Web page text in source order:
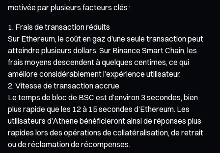
motivée par plusieurs facteurs clés :
Frais de transaction réduits
Sur Ethereum, le coût en gaz d’une seule transaction peut
atteindre plusieurs dollars. Sur Binance Smart Chain, les
frais moyens descendent à quelques centimes, ce qui
améliore considérablement l’expérience utilisateur.
Vitesse de transaction accrue
Le temps de bloc de BSC est d’environ 3 secondes, bien
plus rapide que les 12 à 15 secondes d’Ethereum. Les
utilisateurs d’Athene bénéficieront ainsi de réponses plus
rapides lors des opérations de collatéralisation, de retrait
ou de réclamation de récompenses.